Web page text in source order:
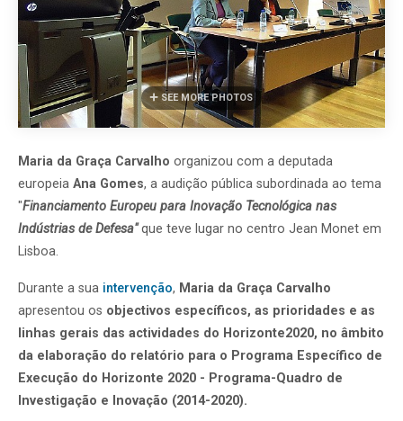
SEE MORE PHOTOS
Maria da Graça Carvalho organizou com a deputada
europeia Ana Gomes, a audição pública subordinada ao tema
"Financiamento Europeu para Inovação Tecnológica nas
Indústrias de Defesa"que teve lugar no centro Jean Monet em
Lisboa.
Durante a sua intervenção, Maria da Graça Carvalho
apresentou os objectivos específicos, as prioridades e as
linhas gerais das actividades do Horizonte2020, no âmbito
da elaboração do relatório para o Programa Específico de
Execução do Horizonte 2020 - Programa-Quadro de
Investigação e Inovação (2014-2020).